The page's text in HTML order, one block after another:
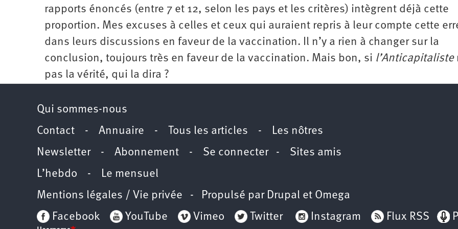
rapports énoncés (entre 7 et 12, selon les pays et les critères) intègrent déjà cette
proportion. Mes excuses à celles et ceux qui auraient repris à leur compte cette
dans leurs discussions en faveur de la vaccination. Il n’y a rien à changer sur la
conclusion, toujours très en faveur de la vaccination. Mais bon, si l’Anticapitaliste
pas la vérité, qui la dira ?
Qui sommes-nous
Contact - Annuaire - Tous les articles - Les nôtres
Newsletter- Abonnement - Se connecter- Sites amis
L’hebdo - Le mensuel
Mentions légales / Vie privée - Propulsé par Drupal et Omega
Facebook
YouTube Vimeo Twitter Instagram Flux RSS